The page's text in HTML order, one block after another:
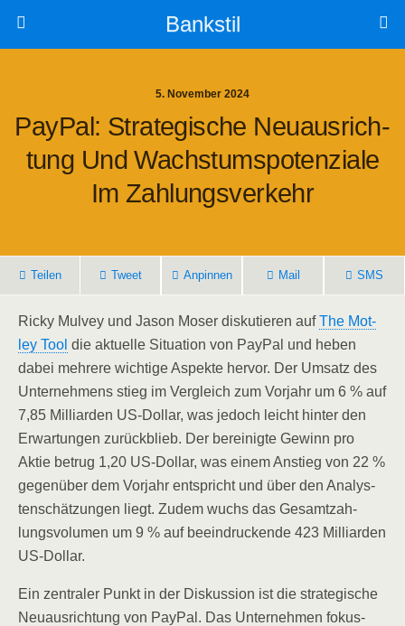
Bankstil
5. November 2024
Pay­Pal: Stra­te­gi­sche Neu­aus­rich­
Tung Und Wachs­tums­po­ten­zia­le
Im Zahlungsverkehr
Tei­len Tweet Anpin­nen Mail SMS
Ricky Mul­vey und Jason Moser dis­ku­tie­ren aufThe Mot­
ley Tool die aktu­el­le Situa­ti­on von Pay­Pal und heben
dabei meh­re­re wich­ti­ge Aspek­te her­vor. Der Umsatz des
Unter­neh­mens stieg im Ver­gleich zum Vor­jahr um 6 % auf
7,85 Mil­li­ar­den US-Dol­lar, was jedoch leicht hin­ter den
Erwar­tun­gen zurück­blieb. Der berei­nig­te Gewinn pro
Aktie betrug 1,20 US-Dol­lar, was einem Anstieg von 22 %
gegen­über dem Vor­jahr ent­spricht und über den Ana­lys­
ten­schät­zun­gen liegt. Zudem wuchs das Gesamt­zah­
lungs­vo­lu­men um 9 % auf beein­dru­cken­de 423 Mil­li­ar­den
US-Dollar.
Ein zen­tra­ler Punkt in der Dis­kus­si­on ist die stra­te­gi­sche
Neu­aus­rich­tung von Pay­Pal. Das Unter­neh­men fokus­